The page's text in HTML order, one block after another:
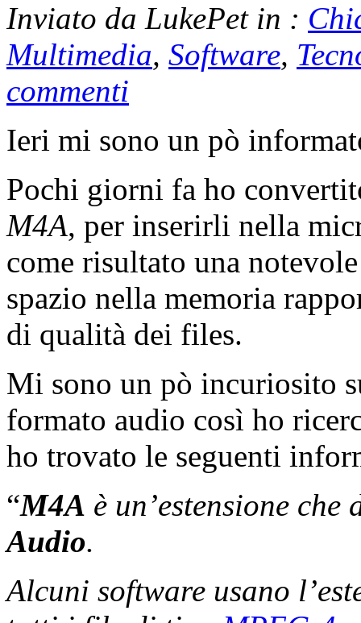
Inviato da LukePet in :
Multimedia, Software,
commenti
Ieri mi sono un pò
Pochi giorni fa ho
M4A, per inserirli nella
come risultato una
spazio nella memoria
di qualità dei files.
Mi sono un pò incuriosito
formato audio così ho
ho trovato le seguenti
“M4A è un’estensione
Audio.
Alcuni software usano